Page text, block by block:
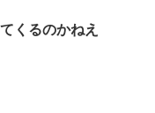
くるのかねえ